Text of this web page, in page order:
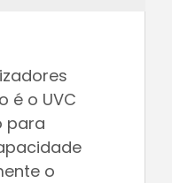
é o UVC
para
o